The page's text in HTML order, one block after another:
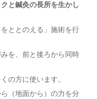
と鍼灸の長所を生かし
ととのえる」施術を行
を、前と後ろから同時
の方に使います。
（地面から）の力を分